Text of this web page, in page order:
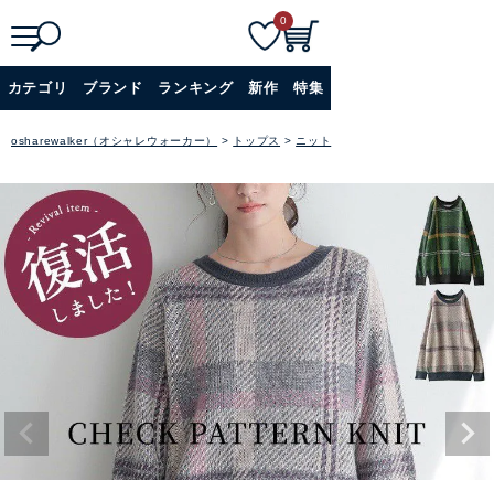
詳細検索
0
カテゴリ ブランド ランキング 新作 特集
osharewalker（オシャレウォーカー） トップス ニット